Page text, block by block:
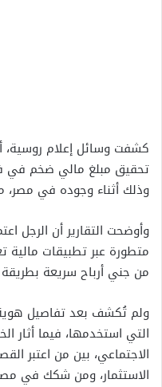
كشفت وسائل إعلام روسية،
تحقيق مبلغ مالي ضخم في
وذلك أثناء وجوده في
وأوضحت التقارير أن الرجل
متطورة عبر تطبيقات مالية
من جني أرباح سريعة بطريقة
ولم تُكشف بعد تفاصيل
التي استخدمها، فيما أثار
الاجتماعي، بين من اعتبر
الاستثمار، ومن شكك في